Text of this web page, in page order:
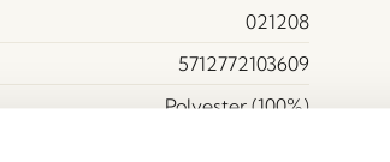
021208
5712772103609
Polyester (100%)